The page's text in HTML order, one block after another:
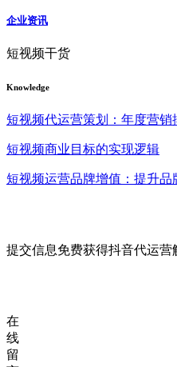
企业资讯
短视频干货
Knowledge
短视频代运营策划：年度营
短视频商业目标的实现逻辑
短视频运营品牌增值：提升品
提交信息免费获得抖音代运营
在
线
留